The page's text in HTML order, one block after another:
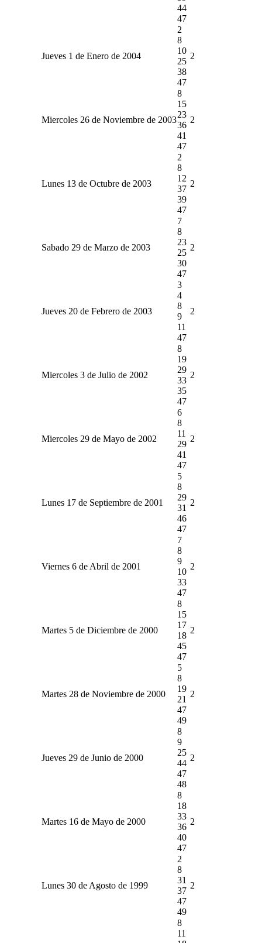
44
47
Jueves 1 de Enero de 2004
2
8
10
25
38
47
2
Miercoles 26 de Noviembre de 2003
8
15
23
36
41
47
2
Lunes 13 de Octubre de 2003
2
8
12
37
39
47
2
Sabado 29 de Marzo de 2003
7
8
23
25
30
47
2
Jueves 20 de Febrero de 2003
3
4
8
9
11
47
2
Miercoles 3 de Julio de 2002
8
19
29
33
35
47
2
Miercoles 29 de Mayo de 2002
6
8
11
29
41
47
2
Lunes 17 de Septiembre de 2001
5
8
29
31
46
47
2
Viernes 6 de Abril de 2001
7
8
9
10
33
47
2
Martes 5 de Diciembre de 2000
8
15
17
18
45
47
2
Martes 28 de Noviembre de 2000
5
8
19
21
47
49
2
Jueves 29 de Junio de 2000
8
9
25
44
47
48
2
Martes 16 de Mayo de 2000
8
18
33
36
40
47
2
Lunes 30 de Agosto de 1999
2
8
31
37
47
49
2
8
11